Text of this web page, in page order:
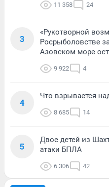
11 358 24
3
«Рукотворной
Росрыболовстве
Азовском море
9 922 4
4
Что взрывается
8 685 14
5
Двое детей из
атаки БПЛА
6 306 42